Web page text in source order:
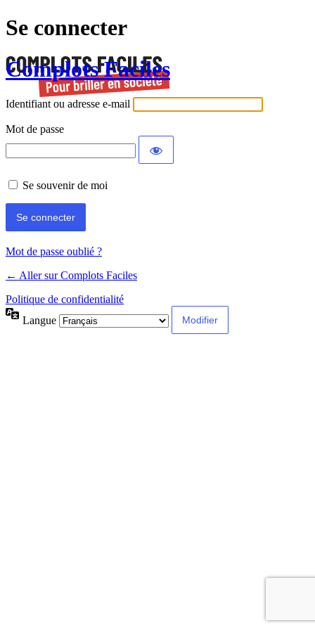
Se connecter
Complots Faciles
Identifiant ou adresse e-mail
Mot de passe
Se souvenir de moi
Mot de passe oublié ?
← Aller sur Complots Faciles
Politique de confidentialité
Langue